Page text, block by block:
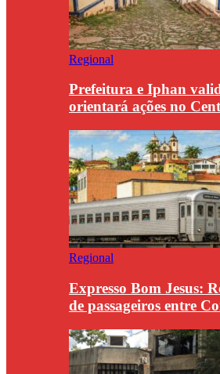
Regional
Prefeitura e Iphan
orientará ações no
Regional
Expresso Bom Jesus:
de passageiros entre